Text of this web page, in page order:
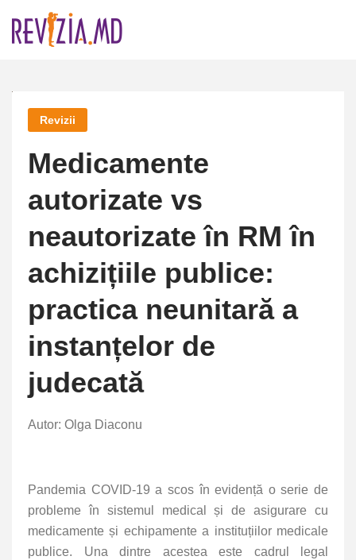
Revizii
Medicamente
autorizate vs
neautorizate în RM în
achizițiile publice:
practica neunitară a
instanțelor de
judecată
Autor: Olga Diaconu
Pandemia COVID-19 a scos în evidență o serie de
probleme în sistemul medical și de asigurare cu
medicamente și echipamente a instituțiilor medicale
publice. Una dintre acestea este cadrul legal